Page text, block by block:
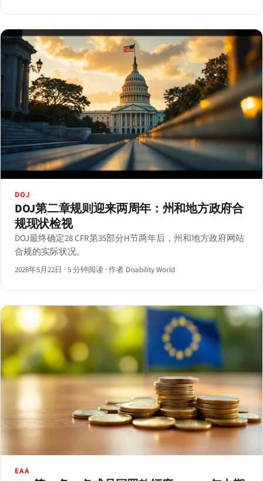
DOJ
DOJ第二章规则迎来两周年：州和地方政府合
规现状检视
DOJ最终确定28 CFR第35部分H节两年后，州和地方政府网站
合规的实际状况。
2026年5月22日 ·5 分钟阅读 ·作者 Disability World
EAA